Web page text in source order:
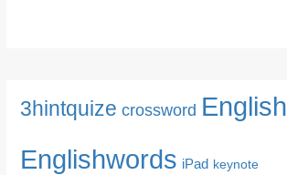
3hintquize crossword English
Englishwords iPad keynote